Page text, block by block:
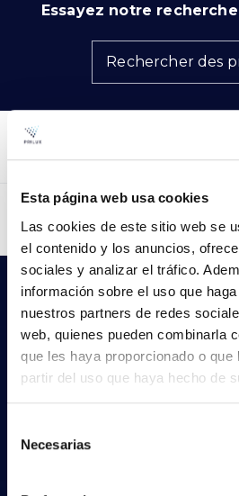
Esta página web usa cookies
Las cookies de este sitio web se
el contenido y los anuncios,
sociales y analizar el tráfico.
información sobre el uso que
nuestros partners de redes
web, quienes pueden combinarla
que les haya proporcionado o que
partir del uso que haya hecho de
Necesarias
Essayez notre
Rechercher des
.LDT
Vos projets
avec Prilux
pourrez réaliser tout type de
Téléchargez notre catalogue